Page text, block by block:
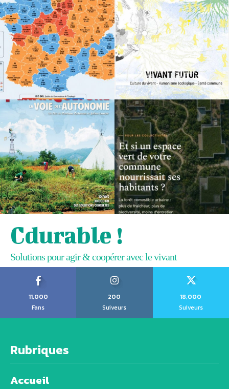
Cdurable !
Solutions pour agir & coopérer avec le vivant
11,000
Fans
200
Suiveurs
18,000
Suiveurs
Rubriques
Accueil